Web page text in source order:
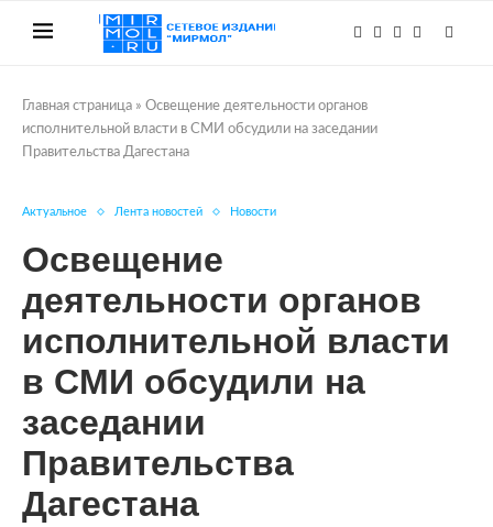
Главная страница » Освещение деятельности органов
исполнительной власти в СМИ обсудили на заседании
Правительства Дагестана
Актуальное Лента новостей Новости
Освещение
деятельности органов
исполнительной власти
в СМИ обсудили на
заседании
Правительства
Дагестана